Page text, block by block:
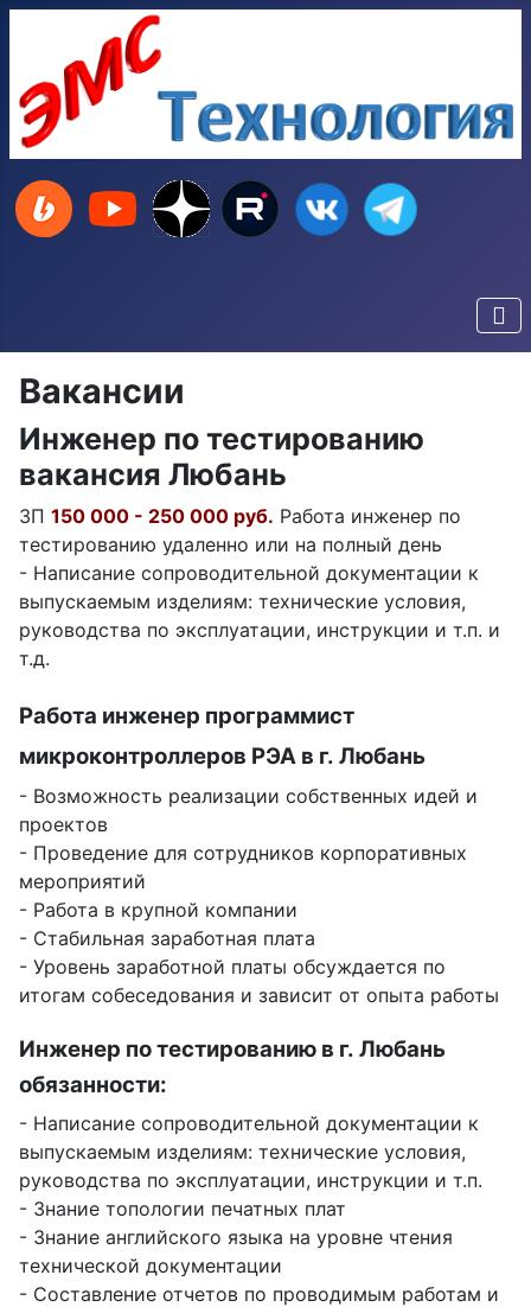
Вакансии
Инженер по тестированию
вакансия Любань
ЗП 150 000 - 250 000 руб. Работа инженер по
тестированию удаленно или на полный день
- Написание сопроводительной документации к
выпускаемым изделиям: технические условия,
руководства по эксплуатации, инструкции и т.п. и
т.д.
Работа инженер программист
микроконтроллеров РЭА в г. Любань
- Возможность реализации собственных идей и
проектов
- Проведение для сотрудников корпоративных
мероприятий
- Работа в крупной компании
- Стабильная заработная плата
- Уровень заработной платы обсуждается по
итогам собеседования и зависит от опыта работы
Инженер по тестированию в г. Любань
обязанности:
- Написание сопроводительной документации к
выпускаемым изделиям: технические условия,
руководства по эксплуатации, инструкции и т.п.
- Знание топологии печатных плат
- Знание английского языка на уровне чтения
технической документации
- Составление отчетов по проводимым работам и